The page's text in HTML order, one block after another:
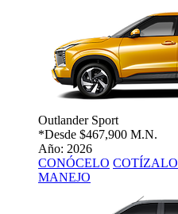
Outlander Sport
*Desde $467,900 M.N.
Año: 2026
CONÓCELO COTÍZALO
MANEJO